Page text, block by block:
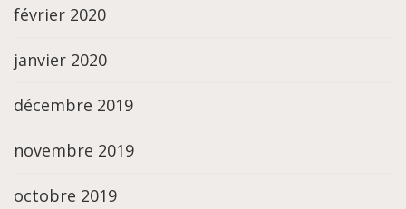
février 2020
janvier 2020
décembre 2019
novembre 2019
octobre 2019